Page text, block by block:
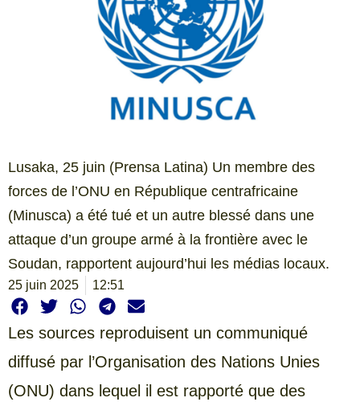
Lusaka, 25 juin (Prensa Latina) Un membre des
forces de l’ONU en République centrafricaine
(Minusca) a été tué et un autre blessé dans une
attaque d’un groupe armé à la frontière avec le
Soudan, rapportent aujourd’hui les médias locaux.
25 juin 2025 12:51
Les sources reproduisent un communiqué
diffusé par l’Organisation des Nations Unies
(ONU) dans lequel il est rapporté que des